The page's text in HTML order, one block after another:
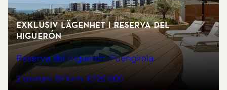
Exklusiv lägenhet i Reserva del
Higuerón
Reserva del Higuerón, Fuengirola
2 sovrum 89 kvm €720 000